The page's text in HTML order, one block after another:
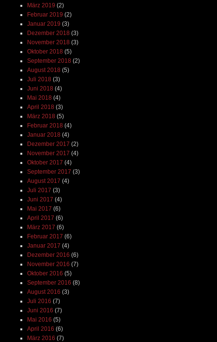
März 2019 (2)
Februar 2019 (2)
Januar 2019 (3)
Dezember 2018 (3)
November 2018 (3)
Oktober 2018 (5)
September 2018 (2)
August 2018 (5)
Juli 2018 (3)
Juni 2018 (4)
Mai 2018 (4)
April 2018 (3)
März 2018 (5)
Februar 2018 (4)
Januar 2018 (4)
Dezember 2017 (2)
November 2017 (4)
Oktober 2017 (4)
September 2017 (3)
August 2017 (4)
Juli 2017 (3)
Juni 2017 (4)
Mai 2017 (6)
April 2017 (6)
März 2017 (6)
Februar 2017 (6)
Januar 2017 (4)
Dezember 2016 (6)
November 2016 (7)
Oktober 2016 (5)
September 2016 (8)
August 2016 (3)
Juli 2016 (7)
Juni 2016 (7)
Mai 2016 (5)
April 2016 (6)
März 2016 (7)